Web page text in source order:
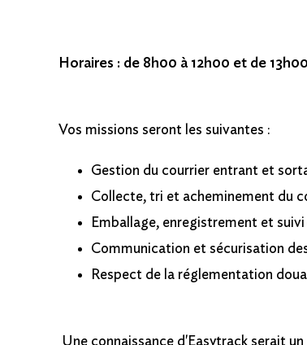
Horaires : de 8h00 à 12h00 et de
Vos missions seront les suivantes :
Gestion du courrier entrant et
Collecte, tri et acheminement du
Emballage, enregistrement et suivi
Communication et sécurisation
Respect de la réglementation
Une connaissance d'Easytrack serait un